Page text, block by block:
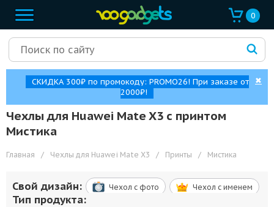
0
СКИДКА 300₽ по промокоду: PROMO26! При заказе от
2000₽!
✖
Чехлы для Huawei Mate X3 с принтом
Мистика
Главная / Чехлы для Huawei Mate X3 / Принты / Мистика
Свой дизайн: Чехол c фото Чехол c именем
Тип продукта: